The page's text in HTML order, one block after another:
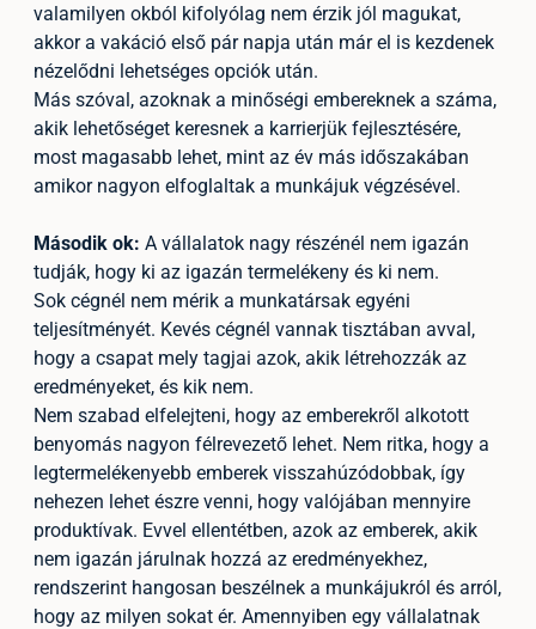
valamilyen okból kifolyólag nem érzik jól magukat,
akkor a vakáció első pár napja után már el is kezdenek
nézelődni lehetséges opciók után.
Más szóval, azoknak a minőségi embereknek a száma,
akik lehetőséget keresnek a karrierjük fejlesztésére,
most magasabb lehet, mint az év más időszakában
amikor nagyon elfoglaltak a munkájuk végzésével.
Második ok: A vállalatok nagy részénél nem igazán
tudják, hogy ki az igazán termelékeny és ki nem.
Sok cégnél nem mérik a munkatársak egyéni
teljesítményét. Kevés cégnél vannak tisztában avval,
hogy a csapat mely tagjai azok, akik létrehozzák az
eredményeket, és kik nem.
Nem szabad elfelejteni, hogy az emberekről alkotott
benyomás nagyon félrevezető lehet. Nem ritka, hogy a
legtermelékenyebb emberek visszahúzódobbak, így
nehezen lehet észre venni, hogy valójában mennyire
produktívak. Evvel ellentétben, azok az emberek, akik
nem igazán járulnak hozzá az eredményekhez,
rendszerint hangosan beszélnek a munkájukról és arról,
hogy az milyen sokat ér. Amennyiben egy vállalatnak